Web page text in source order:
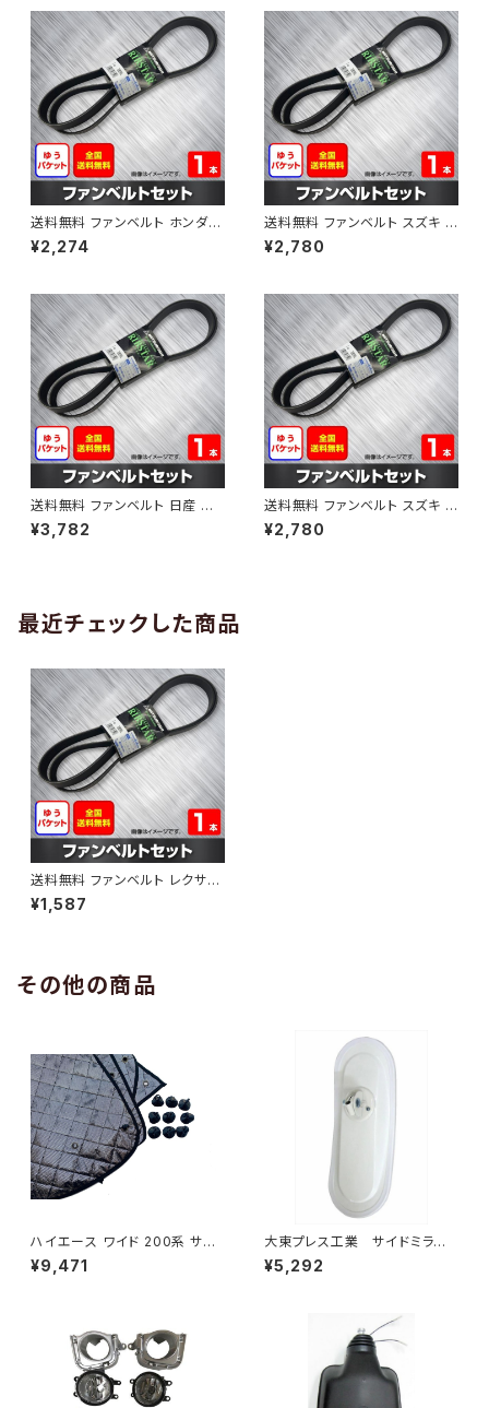
送料無料 ファンベルト ホンダ フ
ィット 型式GE6 H19.10～H25.
09 （国内トップメーカー） 1本 H
¥2,274
送料無料 ファンベルト スズキ ス
ペーシア 型式MK32S H25.03
～H30.02 （国内トップメーカ
¥2,780
送料無料 ファンベルト 日産 キ
ューブ 型式Z12 H20.11～H24.
10 （国内トップメーカー） 1本 H
¥3,782
送料無料 ファンベルト スズキ ワ
ゴンR 型式MH34S H24.09～
H29.02 （国内トップメーカー）
¥2,780
最近チェックした商品
送料無料 ファンベルト レクサス
NX300 型式AYZ10 H26.07
～ （国内トップメーカー） 1本 H
¥1,587
その他の商品
ハイエース ワイド 200系 サン
シェード キャンピング 4層構造
車中泊 遮光 断熱 暑さ対策 盗
¥9,471
大東プレス工業 サイドミラー/
バックミラーH400 小判 DI-
8 DI-8
¥5,292